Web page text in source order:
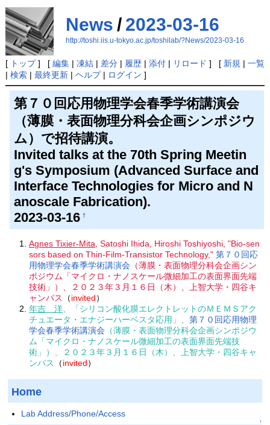
News / 2023-03-16
http://toshi.iis.u-tokyo.ac.jp/toshilab/?News/2023-03-16
[ トップ] [ 編集| 凍結| 差分| 履歴| 添付| リロード ] [ 新規 | 一覧
| 検索| 最終更新| ヘルプ| ログイン ]
第７０回応用物理学会春季学術講演会
（薄膜・表面物理分科会企画シンポジウ
ム）で招待講演。
Invited talks at the 70th Spring Meetin
g's Symposium (Advanced Surface and
Interface Technologies for Micro and N
anoscale Fabrication).
2023-03-16 †
Agnes Tixier-Mita , Satoshi Ihida, Hiroshi Toshiyoshi, "Bio-sen
sors based on Thin-Film-Transistor Technology,"第７０回応
用物理学会春季学術講演会 （薄膜・表面物理分科会企画シン
ポジウム「マイクロ・ナノスケール微細加工の表面界面先端
技術」）、２０２３年３月１６日（木）、上智大学・四谷キ
ャンパス
（invited）
年吉 洋 、「シリコン酸化膜エレクトレットのＭＥＭＳアク
チュエータ・エナジーハーベスタ応用」、第７０回応用物理
学会春季学術講演会 （薄膜・表面物理分科会企画シンポジウ
ム「マイクロ・ナノスケール微細加工の表面界面先端技
術」）、２０２３年３月１６日（木）、上智大学・四谷キャ
ンパス
（invited）
Home
Lab Address/Phone/Access
↑